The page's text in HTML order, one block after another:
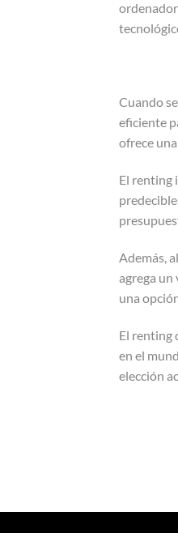
Cuando
eficiente
ofrece
El renting
Además,
agrega
una
El renting
en el
elección